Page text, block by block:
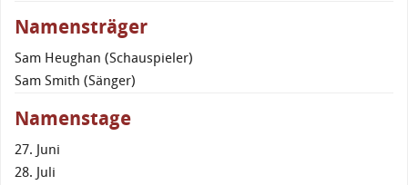
Namensträger
Sam Heughan (Schauspieler)
Sam Smith (Sänger)
Namenstage
27. Juni
28. Juli